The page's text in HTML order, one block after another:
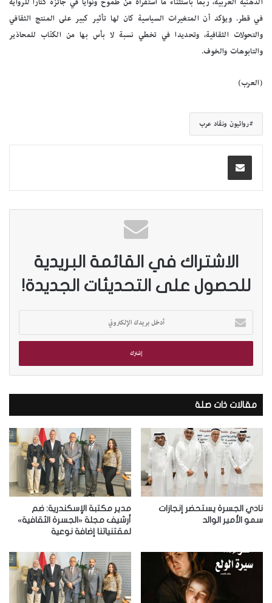
في قطر. ويؤكد أن المتغيرات السياسية كان لها تأثير كبير على المنتج الثقافي
والتحولات الثقافية، وتحديدا في تخطي نسبة لا بأس بها من الكتّاب للمحاذير
والتابوهات والخوف.
(العرب)
روائيون ونقاد عرب
الاشتراك في القائمة البريدية
للحصول على التحديثات الجديدة!
خ
ب
ي
د
ك
ا
ل
إ
ك
ت
ر
و
مقالات ذات صلة
نادي الجسرة يستحضر إنجازات
سمو الأمير الوالد
مدير مكتبة الإسكندرية: ضم
أرشيف مجلة «الجسرة الثقافية»
لمقتنياتنا إضافة نوعية